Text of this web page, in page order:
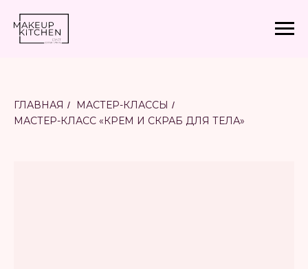
ГЛАВНАЯ / МАСТЕР-КЛАССЫ /
МАСТЕР-КЛАСС «КРЕМ И СКРАБ ДЛЯ ТЕЛА»